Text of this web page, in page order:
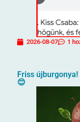
2026-08-07 1
Friss
😊